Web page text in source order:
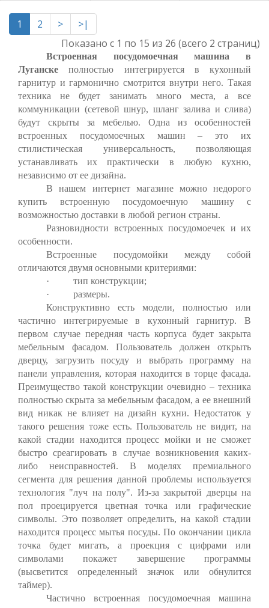
1 2 >
>|
Показано с 1 по 15 из 26 (всего 2 страниц)
Встроенная посудомоечная машина в
Луганске полностью интегрируется в кухонный
гарнитур и гармонично смотрится внутри него. Такая
техника не будет занимать много места, а все
коммуникации (сетевой шнур, шланг залива и слива)
будут скрыты за мебелью. Одна из особенностей
встроенных посудомоечных машин – это их
стилистическая универсальность, позволяющая
устанавливать их практически в любую кухню,
независимо от ее дизайна.
В нашем интернет магазине можно недорого
купить встроенную посудомоечную машину с
возможностью доставки в любой регион страны.
Разновидности встроенных посудомоечек и их
особенности.
Встроенные посудомойки между собой
отличаются двумя основными критериями:
·
тип конструкции;
·
размеры.
Конструктивно есть модели, полностью или
частично интегрируемые в кухонный гарнитур. В
первом случае передняя часть корпуса будет закрыта
мебельным фасадом. Пользователь должен открыть
дверцу, загрузить посуду и выбрать программу на
панели управления, которая находится в торце фасада.
Преимущество такой конструкции очевидно – техника
полностью скрыта за мебельным фасадом, а ее внешний
вид никак не влияет на дизайн кухни. Недостаток у
такого решения тоже есть. Пользователь не видит, на
какой стадии находится процесс мойки и не сможет
быстро среагировать в случае возникновения каких-
либо неисправностей. В моделях премиального
сегмента для решения данной проблемы используется
технология "луч на полу". Из-за закрытой дверцы на
пол проецируется цветная точка или графические
символы. Это позволяет определить, на какой стадии
находится процесс мытья посуды. По окончании цикла
точка будет мигать, а проекция с цифрами или
символами покажет завершение программы
(высветится определенный значок или обнулится
таймер).
Частично встроенная посудомоечная машина